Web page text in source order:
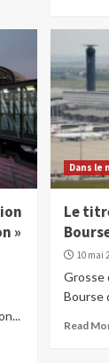
»
Dans le
Le
10 mai
Grosse
Bourse
Read